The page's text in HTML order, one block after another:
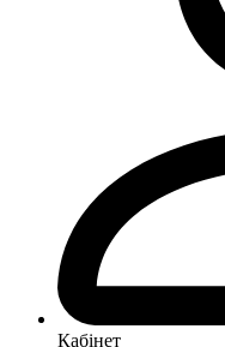
Кабінет